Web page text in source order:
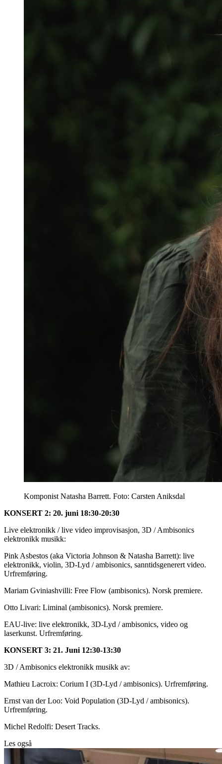
Komponist Natasha Barrett. Foto: Carsten Aniksdal
KONSERT 2: 20. juni 18:30-20:30
Live elektronikk / live video improvisasjon, 3D / Ambisonics
elektronikk musikk:
Pink Asbestos (aka Victoria Johnson & Natasha Barrett): live
elektronikk, violin, 3D-Lyd / ambisonics, sanntidsgenerert video.
Urfremføring.
Mariam Gviniashvilli: Free Flow (ambisonics). Norsk premiere.
Otto Livari: Liminal (ambisonics). Norsk premiere.
EAU-live: live elektronikk, 3D-Lyd / ambisonics, video og
laserkunst. Urfremføring.
KONSERT 3: 21. Juni 12:30-13:30
3D / Ambisonics elektronikk musikk av:
Mathieu Lacroix: Corium I (3D-Lyd / ambisonics). Urfremføring.
Ernst van der Loo: Void Population (3D-Lyd / ambisonics).
Urfremføring.
Michel Redolfi: Desert Tracks.
Les også